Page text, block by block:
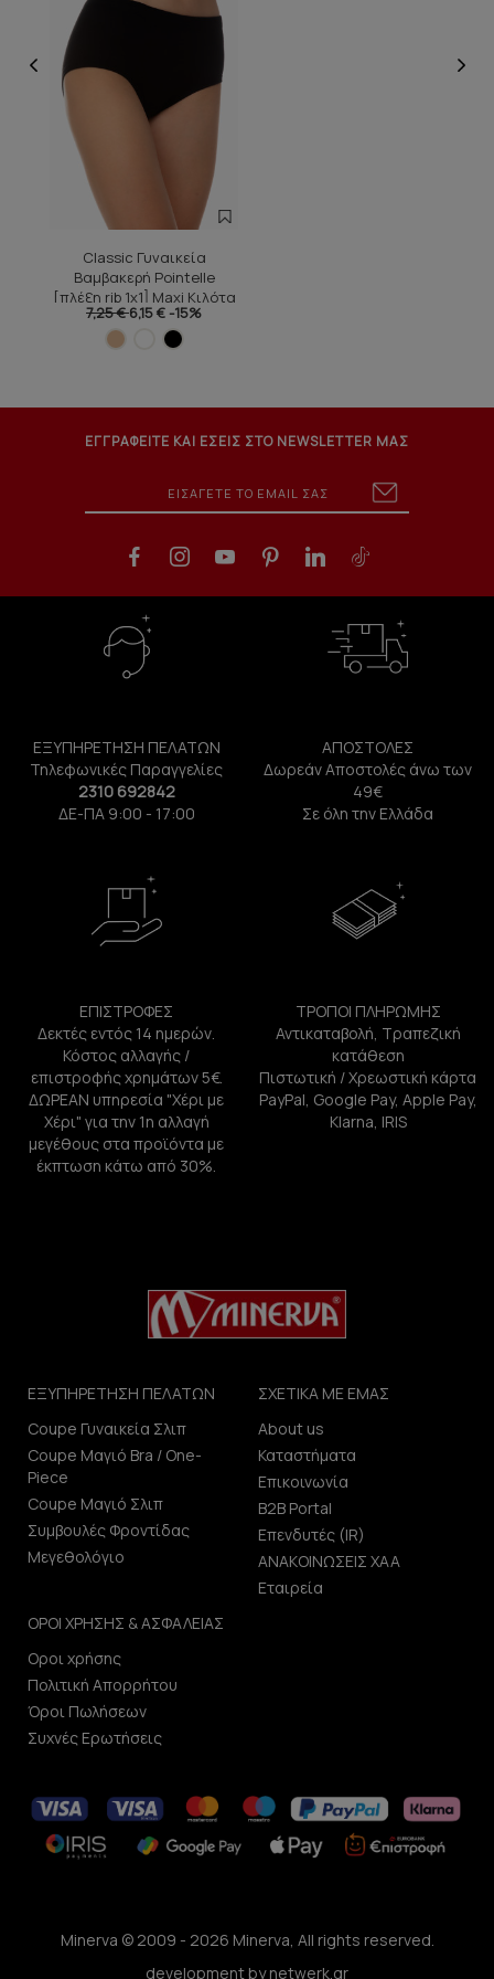
Classic Γυναικεία
Βαμβακερή Pointelle
[πλέξη rib 1x1] Maxi Κιλότα
7,25 €6,15 € -15%
ΕΓΓΡΑΦΕΙΤΕ ΚΑΙ ΕΣΕΙΣ ΣΤΟ NEWSLETTER ΜΑΣ
ΕΞΥΠΗΡΕΤΗΣΗ ΠΕΛΑΤΩΝ
Τηλεφωνικές Παραγγελίες
2310 692842
ΔΕ-ΠΑ 9:00 - 17:00
ΑΠΟΣΤΟΛΕΣ
Δωρεάν Αποστολές άνω των
49€
Σε όλη την Ελλάδα
ΕΠΙΣΤΡΟΦΕΣ
Δεκτές εντός 14 ημερών.
Κόστος αλλαγής /
επιστροφής χρημάτων 5€.
ΔΩΡΕΑΝ υπηρεσία "Χέρι με
Χέρι" για την 1η αλλαγή
μεγέθους στα προϊόντα με
έκπτωση κάτω από 30%.
ΤΡΟΠΟΙ ΠΛΗΡΩΜΗΣ
Αντικαταβολή, Τραπεζική
κατάθεση
Πιστωτική / Χρεωστική κάρτα
PayPal, Google Pay, Apple Pay,
Klarna, IRIS
ΕΞΥΠΗΡΕΤΗΣΗ ΠΕΛΑΤΩΝ
Coupe Γυναικεία Σλιπ
Coupe Μαγιό Bra / One-
Piece
Coupe Μαγιό Σλιπ
Συμβουλές Φροντίδας
Μεγεθολόγιο
ΣΧΕΤΙΚΑ ΜΕ ΕΜΑΣ
About us
Καταστήματα
Επικοινωνία
B2B Portal
Επενδυτές (IR)
ΑΝΑΚΟΙΝΩΣΕΙΣ ΧΑΑ
Εταιρεία
ΟΡΟΙ ΧΡΗΣΗΣ & ΑΣΦΑΛΕΙΑΣ
Οροι χρήσης
Πολιτική Απορρήτου
Όροι Πωλήσεων
Συχνές Ερωτήσεις
Minerva © 2009 - 2026 Minerva, All rights reserved.
development bynetwerk.gr